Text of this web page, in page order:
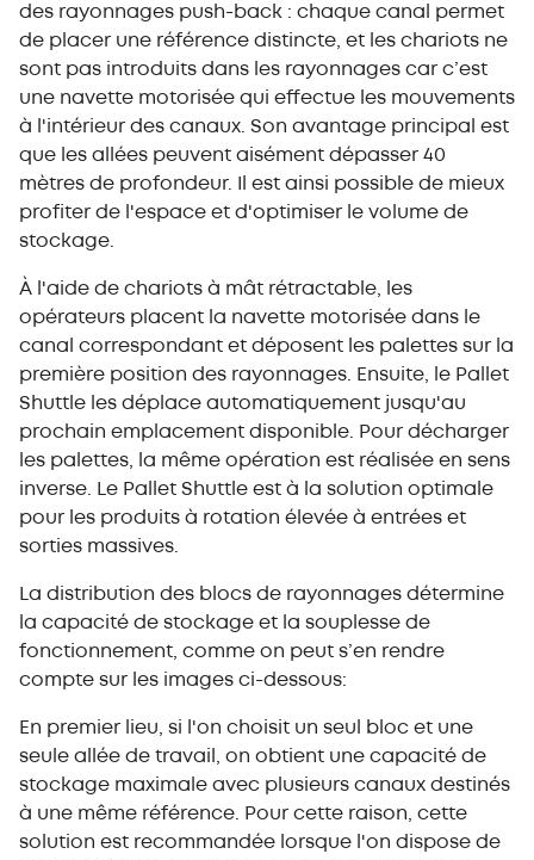
des rayonnages push-back : chaque canal permet
de placer une référence distincte, et les chariots ne
sont pas introduits dans les rayonnages car c’est
une navette motorisée qui effectue les mouvements
à l'intérieur des canaux. Son avantage principal est
que les allées peuvent aisément dépasser 40
mètres de profondeur. Il est ainsi possible de mieux
profiter de l'espace et d'optimiser le volume de
stockage.
À l'aide de chariots à mât rétractable, les
opérateurs placent la navette motorisée dans le
canal correspondant et déposent les palettes sur la
première position des rayonnages. Ensuite, le Pallet
Shuttle les déplace automatiquement jusqu'au
prochain emplacement disponible. Pour décharger
les palettes, la même opération est réalisée en sens
inverse. Le Pallet Shuttle est à la solution optimale
pour les produits à rotation élevée à entrées et
sorties massives.
La distribution des blocs de rayonnages détermine
la capacité de stockage et la souplesse de
fonctionnement, comme on peut s’en rendre
compte sur les images ci-dessous:
En premier lieu, si l'on choisit un seul bloc et une
seule allée de travail, on obtient une capacité de
stockage maximale avec plusieurs canaux destinés
à une même référence. Pour cette raison, cette
solution est recommandée lorsque l'on dispose de